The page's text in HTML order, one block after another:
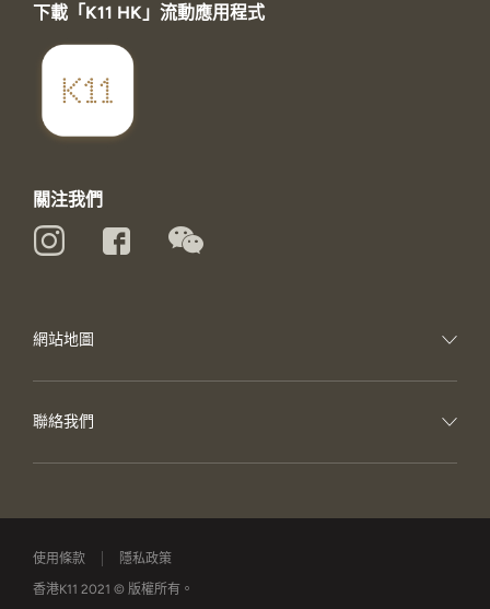
下載「K11 HK」流動應用程式
關注我們
網站地圖
聯絡我們
使用條款
隱私政策
香港K11 2021 © 版權所有。